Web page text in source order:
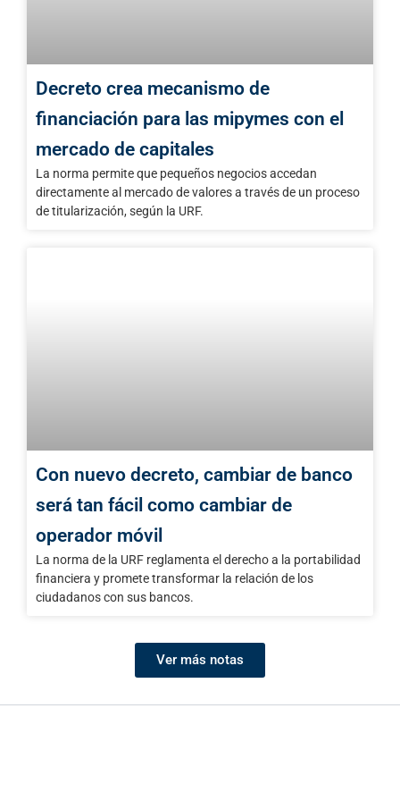
Decreto crea mecanismo de
financiación para las mipymes con el
mercado de capitales
La norma permite que pequeños negocios accedan
directamente al mercado de valores a través de un proceso
de titularización, según la URF.
Con nuevo decreto, cambiar de banco
será tan fácil como cambiar de
operador móvil
La norma de la URF reglamenta el derecho a la portabilidad
financiera y promete transformar la relación de los
ciudadanos con sus bancos.
Ver más notas